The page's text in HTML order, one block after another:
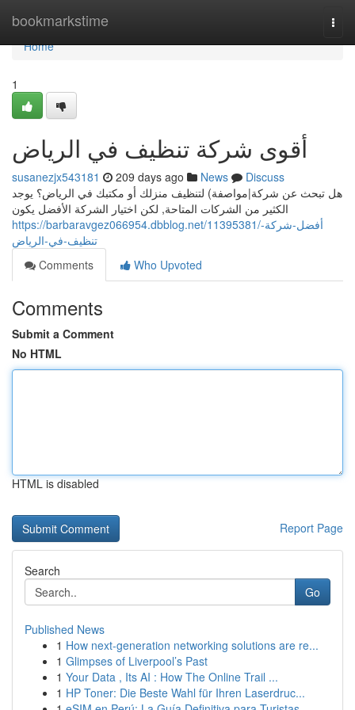
bookmarkstime
Home
Home
1
أقوى شركة تنظيف في الرياض
susanezjx543181 209 days ago News
Discuss
هل تبحث عن شركة|مواصفة) لتنظيف منزلك أو مكتبك في الرياض؟ يوجد
الكثير من الشركات المتاحة, لكن اختيار الشركة الأفضل يكون
https://barbaravgez066954.dbblog.net/11395381/أفضل-شركة-
تنظيف-في-الرياض
Comments
Who Upvoted
Comments
Submit a Comment
No HTML
HTML is disabled
Report Page
Search
Go
Published News
1 How next-generation networking solutions are re...
1 Glimpses of Liverpool’s Past
1 Your Data , Its AI : How The Online Trail ...
1 HP Toner: Die Beste Wahl für Ihren Laserdruc...